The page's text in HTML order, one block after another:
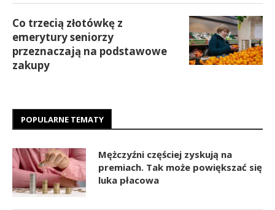
Co trzecią złotówkę z
emerytury seniorzy
przeznaczają na podstawowe
zakupy
POPULARNE TEMATY
Mężczyźni częściej zyskują na
premiach. Tak może powiększać się
luka płacowa